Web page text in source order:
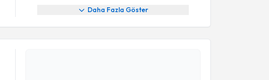
Daha Fazla Göster
Randevu Takvimi Talebi